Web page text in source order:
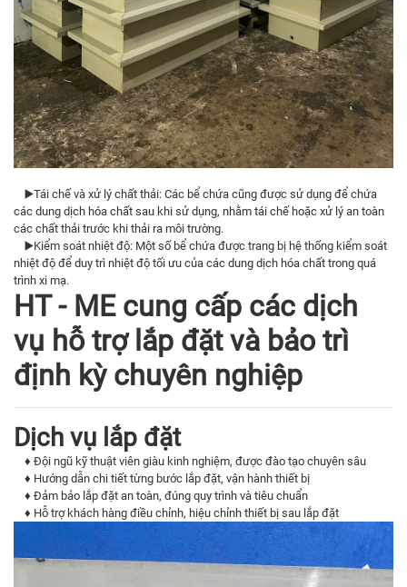
▶️Tái chế và xử lý chất thải: Các bể chứa cũng được sử dụng để chứa
các dung dịch hóa chất sau khi sử dụng, nhằm tái chế hoặc xử lý an toàn
các chất thải trước khi thải ra môi trường.
▶️Kiểm soát nhiệt độ: Một số bể chứa được trang bị hệ thống kiểm soát
nhiệt độ để duy trì nhiệt độ tối ưu của các dung dịch hóa chất trong quá
trình xi mạ.
HT - ME cung cấp các dịch
vụ hỗ trợ lắp đặt và bảo trì
định kỳ chuyên nghiệp
Dịch vụ lắp đặt
♦ Đội ngũ kỹ thuật viên giàu kinh nghiệm, được đào tạo chuyên sâu
♦ Hướng dẫn chi tiết từng bước lắp đặt, vận hành thiết bị
♦ Đảm bảo lắp đặt an toàn, đúng quy trình và tiêu chuẩn
♦ Hỗ trợ khách hàng điều chỉnh, hiệu chỉnh thiết bị sau lắp đặt